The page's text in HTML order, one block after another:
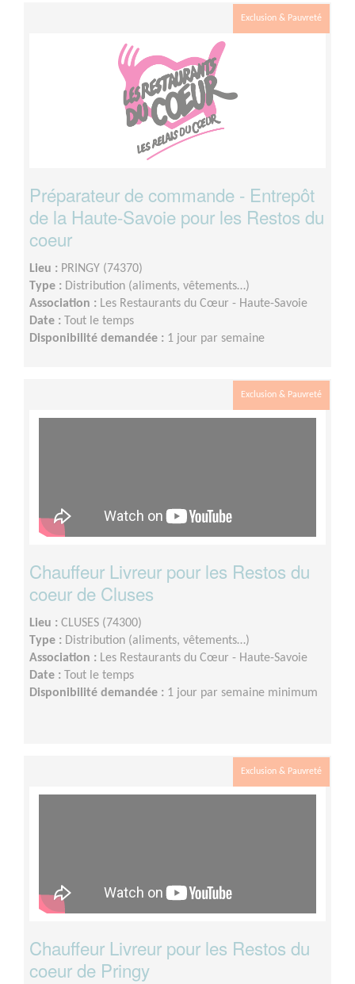
Exclusion & Pauvreté
Préparateur de commande - Entrepôt
de la Haute-Savoie pour les Restos du
coeur
Lieu : PRINGY (74370)
Type : Distribution (aliments, vêtements…)
Association : Les Restaurants du Cœur - Haute-Savoie
Date : Tout le temps
Disponibilité demandée : 1 jour par semaine
Exclusion & Pauvreté
Chauffeur Livreur pour les Restos du
coeur de Cluses
Lieu : CLUSES (74300)
Type : Distribution (aliments, vêtements…)
Association : Les Restaurants du Cœur - Haute-Savoie
Date : Tout le temps
Disponibilité demandée : 1 jour par semaine minimum
Exclusion & Pauvreté
Chauffeur Livreur pour les Restos du
coeur de Pringy